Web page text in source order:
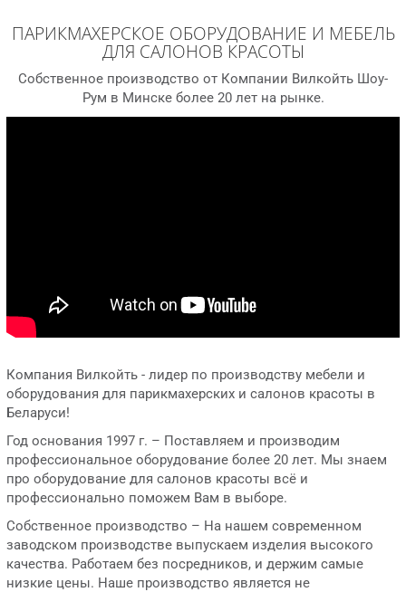
ПАРИКМАХЕРСКОЕ ОБОРУДОВАНИЕ И МЕБЕЛЬ
ДЛЯ САЛОНОВ КРАСОТЫ
Собственное производство от Компании Вилкойть Шоу-
Рум в Минске более 20 лет на рынке.
Компания Вилкойть - лидер по производству мебели и
оборудования для парикмахерских и салонов красоты в
Беларуси!
Год основания 1997 г. – Поставляем и производим
профессиональное оборудование более 20 лет. Мы знаем
про оборудование для салонов красоты всё и
профессионально поможем Вам в выборе.
Собственное производство – На нашем современном
заводском производстве выпускаем изделия высокого
качества. Работаем без посредников, и держим самые
низкие цены. Наше производство является не